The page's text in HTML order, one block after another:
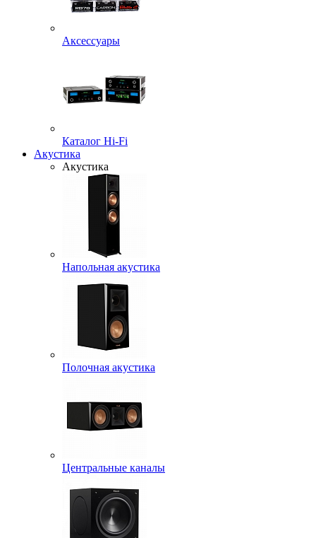
Аксессуары
Каталог Hi-Fi
Акустика
Акустика
Напольная акустика
Полочная акустика
Центральные каналы